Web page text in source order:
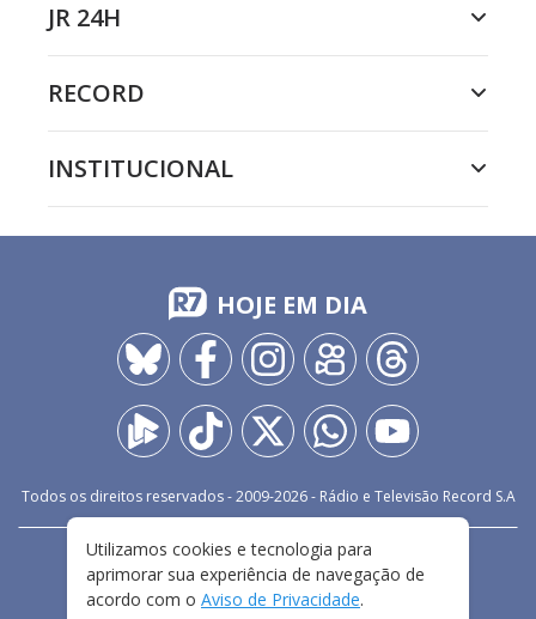
JR 24H
RECORD
INSTITUCIONAL
HOJE EM DIA
Todos os direitos reservados - 2009-2026- Rádio e Televisão Record S.A
FALE CONOSCO
PRIVACIDADE
TERMOS E CONDIÇÕES DE USO
Utilizamos cookies e tecnologia para
aprimorar sua experiência de navegação de
acordo com o Aviso de Privacidade.